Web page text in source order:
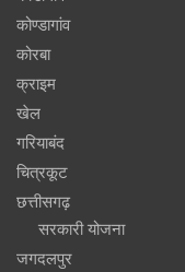
कोण्डागांव
कोरबा
क्राइम
खेल
गरियाबंद
चित्रकूट
छत्तीसगढ़
सरकारी योजना
जगदलपुर